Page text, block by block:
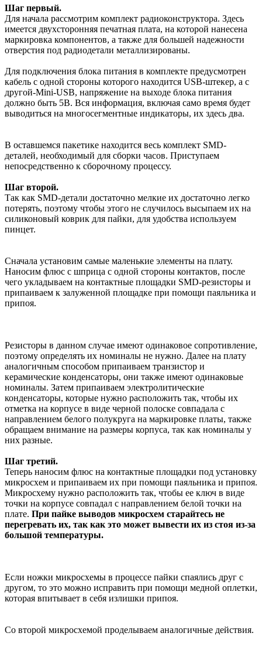
Шаг первый.
Для начала рассмотрим комплект радиоконструктора. Здесь
имеется двухсторонняя печатная плата, на которой нанесена
маркировка компонентов, а также для большей надежности
отверстия под радиодетали металлизированы.
Для подключения блока питания в комплекте предусмотрен
кабель с одной стороны которого находится USB-штекер, а с
другой-Mini-USB, напряжение на выходе блока питания
должно быть 5В. Вся информация, включая само время будет
выводиться на многосегментные индикаторы, их здесь два.
В оставшемся пакетике находится весь комплект SMD-
деталей, необходимый для сборки часов. Приступаем
непосредственно к сборочному процессу.
Шаг второй.
Так как SMD-детали достаточно мелкие их достаточно легко
потерять, поэтому чтобы этого не случилось высыпаем их на
силиконовый коврик для пайки, для удобства используем
пинцет.
Сначала установим самые маленькие элементы на плату.
Наносим флюс с шприца с одной стороны контактов, после
чего укладываем на контактные площадки SMD-резисторы и
припаиваем к залуженной площадке при помощи паяльника и
припоя.
Резисторы в данном случае имеют одинаковое сопротивление,
поэтому определять их номиналы не нужно. Далее на плату
аналогичным способом припаиваем транзистор и
керамические конденсаторы, они также имеют одинаковые
номиналы. Затем припаиваем электролитические
конденсаторы, которые нужно расположить так, чтобы их
отметка на корпусе в виде черной полоске совпадала с
направлением белого полукруга на маркировке платы, также
обращаем внимание на размеры корпуса, так как номиналы у
них разные.
Шаг третий.
Теперь наносим флюс на контактные площадки под установку
микросхем и припаиваем их при помощи паяльника и припоя.
Микросхему нужно расположить так, чтобы ее ключ в виде
точки на корпусе совпадал с направлением белой точки на
плате. При пайке выводов микросхем старайтесь не
перегревать их, так как это может вывести их из стоя из-за
большой температуры.
Если ножки микросхемы в процессе пайки спаялись друг с
другом, то это можно исправить при помощи медной оплетки,
которая впитывает в себя излишки припоя.
Со второй микросхемой проделываем аналогичные действия.